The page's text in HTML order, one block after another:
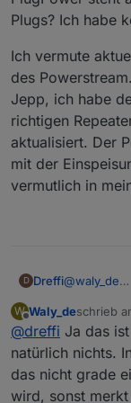
Plugs? Ich habe
Ich vermute
des Powerstream.
Jepp, ich habe
richtigen
aktualisiert. Der
mit der
vermutlich in
D Dreffi@waly_de
sich die
geändert
Negative
bemerkt
Abends
kann aber
reingespielt
ecoflow.
überlastet,
Zur
in ioBroker
Das mit
W
Offline
Waly_deschrieb
zuletzt
@dreffi Ja das
natürlich nichts.
das nicht grade
wird, sonst